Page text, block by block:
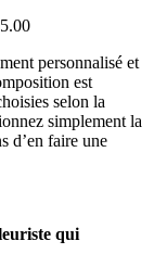
personnalisé et
est
selon la
simplement la
d’en faire une
qui